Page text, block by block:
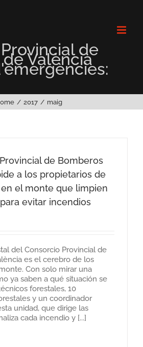
de
València
2017 maig
de Bomberos
a los propietarios de
en el monte que limpien
evitar incendios
del Consorcio Provincial de
es el cerebro de los
Con solo mirar una
ya saben a qué situación se
forestales, 10
y un coordinador
unidad, que dirige las
cada incendio y [...]